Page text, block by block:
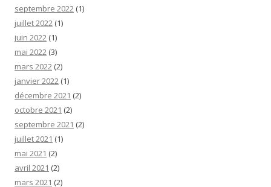
septembre 2022 (1)
juillet 2022 (1)
juin 2022 (1)
mai 2022 (3)
mars 2022 (2)
janvier 2022 (1)
décembre 2021 (2)
octobre 2021 (2)
septembre 2021 (2)
juillet 2021 (1)
mai 2021 (2)
avril 2021 (2)
mars 2021 (2)